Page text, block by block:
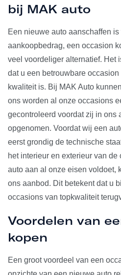
bij MAK auto
Een nieuwe auto aanschaffen
aankoopbedrag, een occasion
veel voordeliger alternatief. Het
dat u een betrouwbare
kwaliteit is. Bij MAK Auto
ons worden al onze occasions
gecontroleerd voordat zij in ons
opgenomen. Voordat wij een
eerst grondig de technische
het interieur en exterieur van de
auto aan al onze eisen voldoet,
ons aanbod. Dit betekent dat u
occasions van topkwaliteit
Voordelen van
kopen
Een groot voordeel van een